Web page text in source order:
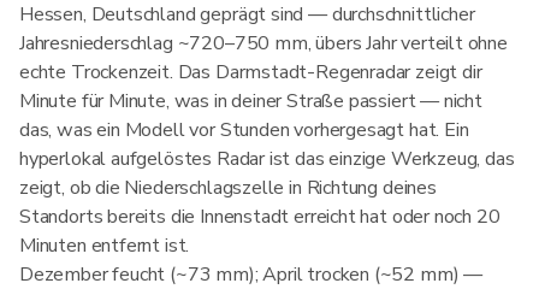
Hessen, Deutschland geprägt sind — durchschnittlicher
Jahresniederschlag ~720–750 mm, übers Jahr verteilt ohne
echte Trockenzeit. Das Darmstadt-Regenradar zeigt dir
Minute für Minute, was in deiner Straße passiert — nicht
das, was ein Modell vor Stunden vorhergesagt hat. Ein
hyperlokal aufgelöstes Radar ist das einzige Werkzeug, das
zeigt, ob die Niederschlagszelle in Richtung deines
Standorts bereits die Innenstadt erreicht hat oder noch 20
Minuten entfernt ist.
Dezember feucht (~73 mm); April trocken (~52 mm) —